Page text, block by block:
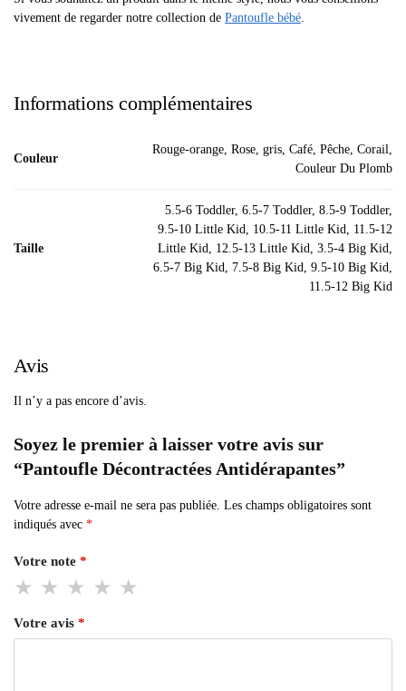
vivement de regarder notre collection de Pantoufle bébé
Informations complémentaires
Couleur
Rouge-orange, Rose, gris, Café, Pêche, Corail,
Couleur Du Plomb
Taille
5.5-6 Toddler, 6.5-7 Toddler, 8.5-9 Toddler,
9.5-10 Little Kid, 10.5-11 Little Kid, 11.5-12
Little Kid, 12.5-13 Little Kid, 3.5-4 Big Kid,
6.5-7 Big Kid, 7.5-8 Big Kid, 9.5-10 Big Kid,
11.5-12 Big Kid
Avis
Il n’y a pas encore d’avis.
Soyez le premier à laisser votre avis sur
“Pantoufle Décontractées Antidérapantes”
Votre adresse e-mail ne sera pas publiée. Les champs obligatoires sont
indiqués avec *
Votre note *
Votre avis *